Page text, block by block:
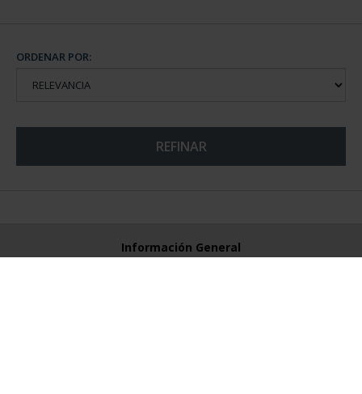
ORDENAR POR:
REFINAR
Información General